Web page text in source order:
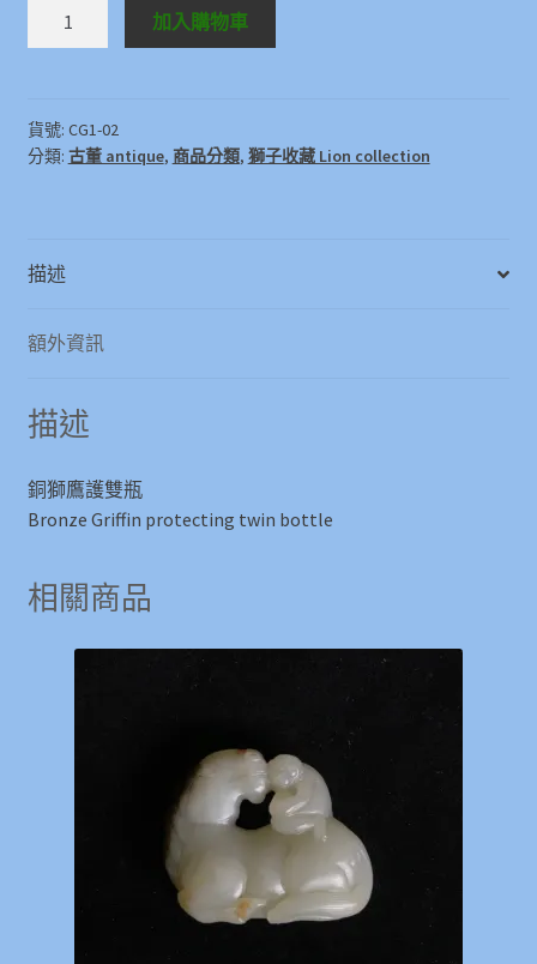
雙
瓶
twin
數
加入購物車
貨號: CG1-02
分類: 古董 antique, 商品分類, 獅子收藏 Lion collection
描述
額外資訊
描述
銅獅鷹護雙瓶
Bronze Griffin protecting twin bottle
相關商品